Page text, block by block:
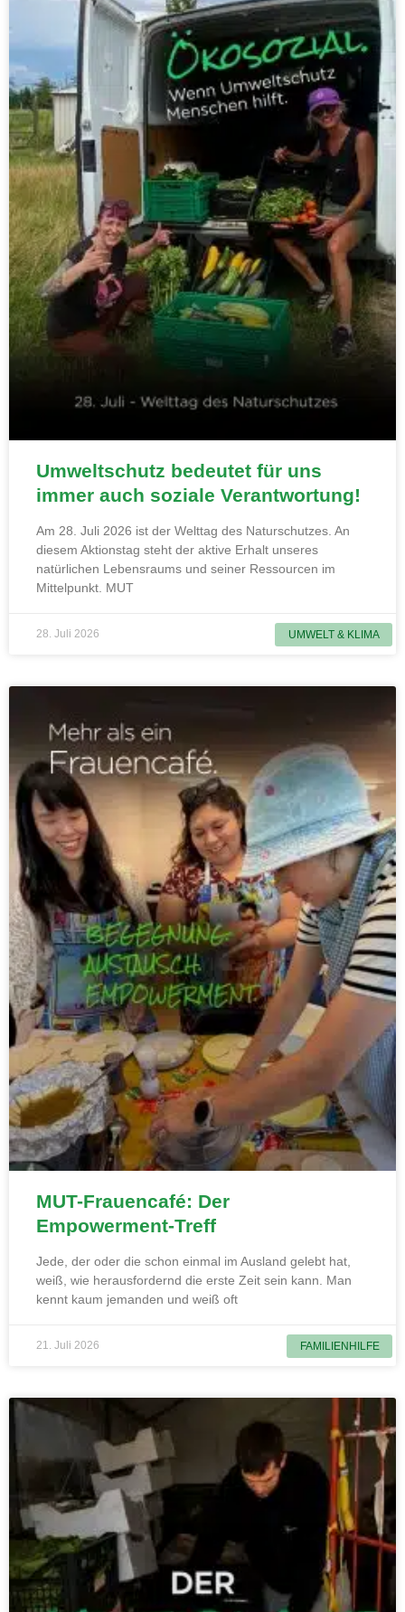
UMWELT & KLIMA
Umweltschutz bedeutet für uns
immer auch soziale Verantwortung!
Am 28. Juli 2026 ist der Welttag des Naturschutzes. An
diesem Aktionstag steht der aktive Erhalt unseres
natürlichen Lebensraums und seiner Ressourcen im
Mittelpunkt. MUT
28. Juli 2026
FAMILIENHILFE
MUT-Frauencafé: Der
Empowerment-Treff
Jede, der oder die schon einmal im Ausland gelebt hat,
weiß, wie herausfordernd die erste Zeit sein kann. Man
kennt kaum jemanden und weiß oft
21. Juli 2026